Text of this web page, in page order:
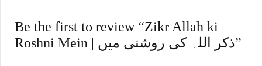
Be the first to review “Zikr Allah ki
Roshni Mein | ذکر اللہ کی روشنی میں”